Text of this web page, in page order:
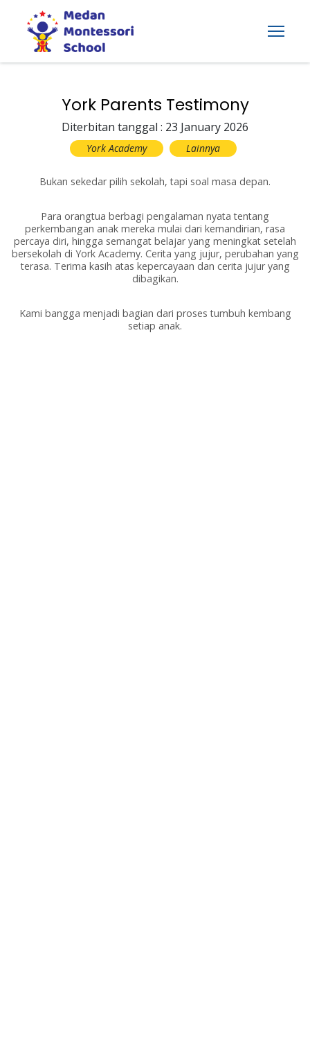
York Parents Testimony
Diterbitan tanggal : 23 January 2026
York Academy Lainnya
Bukan sekedar pilih sekolah, tapi soal masa depan.
Para orangtua berbagi pengalaman nyata tentang
perkembangan anak mereka mulai dari kemandirian, rasa
percaya diri, hingga semangat belajar yang meningkat setelah
bersekolah di York Academy. Cerita yang jujur, perubahan yang
terasa. Terima kasih atas kepercayaan dan cerita jujur yang
dibagikan.
Kami bangga menjadi bagian dari proses tumbuh kembang
setiap anak.